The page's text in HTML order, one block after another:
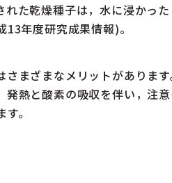
た乾燥種子は，水に浸かっ
年度研究成果情報)。
まざまなメリットがありま
熱と酸素の吸収を伴い，注
。